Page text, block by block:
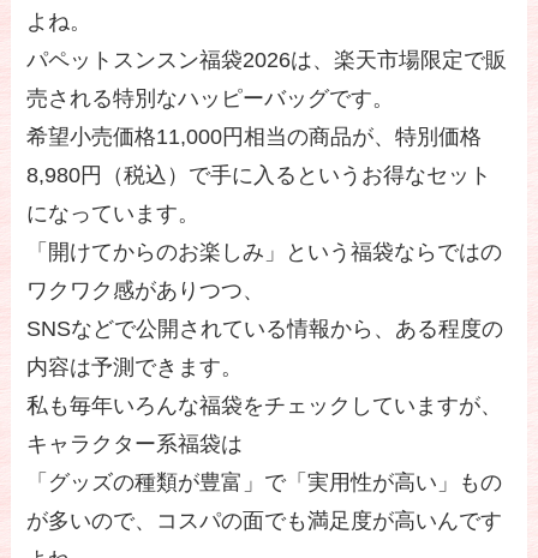
よね。
パペットスンスン福袋2026は、楽天市場限定で販
売される特別なハッピーバッグです。
希望小売価格11,000円相当の商品が、特別価格
8,980円（税込）で手に入るというお得なセット
になっています。
「開けてからのお楽しみ」という福袋ならではの
ワクワク感がありつつ、
SNSなどで公開されている情報から、ある程度の
内容は予測できます。
私も毎年いろんな福袋をチェックしていますが、
キャラクター系福袋は
「グッズの種類が豊富」で「実用性が高い」もの
が多いので、コスパの面でも満足度が高いんです